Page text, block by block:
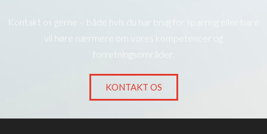
Kontakt os gerne – både hvis du har brug for sparring eller bare
vil høre nærmere om vores kompetencer og
forretningsområder.
KONTAKT OS